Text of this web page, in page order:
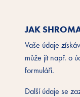
JAK
Vaše údaje
může jít např. o
formuláři.
Další údaje se